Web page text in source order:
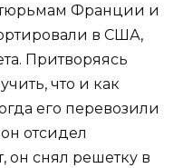
Франции и
в США,
Притворяясь
что и как
его перевозили
отсидел
он снял решетку в